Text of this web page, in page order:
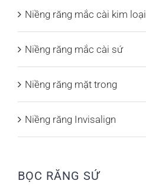
Niềng răng mắc cài kim loại
Niềng răng mắc cài sứ
Niềng răng mặt trong
Niềng răng Invisalign
BỌC RĂNG SỨ